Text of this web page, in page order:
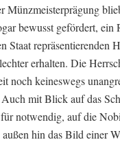
Münzmeisterprägung
bewusst gefördert, ein
Staat repräsentierenden
erhalten. Die
noch keineswegs
mit Blick auf das
notwendig, auf die
hin das Bild einer